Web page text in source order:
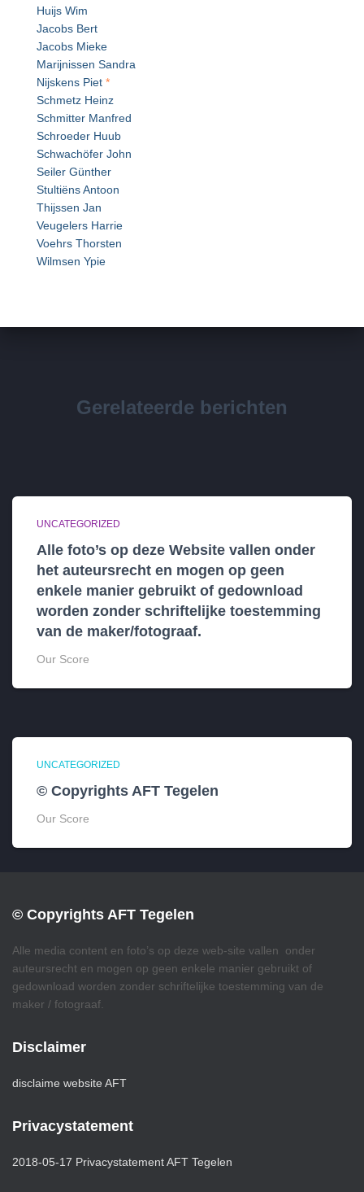
Huijs Wim
Jacobs Bert
Jacobs Mieke
Marijnissen Sandra
Nijskens Piet *
Schmetz Heinz
Schmitter Manfred
Schroeder Huub
Schwachöfer John
Seiler Günther
Stultiëns Antoon
Thijssen Jan
Veugelers Harrie
Voehrs Thorsten
Wilmsen Ypie
Gerelateerde berichten
UNCATEGORIZED
Alle foto’s op deze Website vallen onder
het auteursrecht en mogen op geen
enkele manier gebruikt of gedownload
worden zonder schriftelijke toestemming
van de maker/fotograaf.
Our Score
UNCATEGORIZED
© Copyrights AFT Tegelen
Our Score
© Copyrights AFT Tegelen
Alle media content en foto’s op deze web-site vallen onder
auteursrecht en mogen op geen enkele manier gebruikt of
gedownload worden zonder schriftelijke toestemming van de
maker / fotograaf.
Disclaimer
disclaime website AFT
Privacystatement
2018-05-17 Privacystatement AFT Tegelen